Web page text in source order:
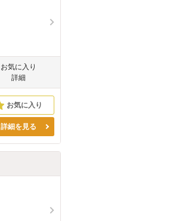
お気に入り
詳細
詳細を見る